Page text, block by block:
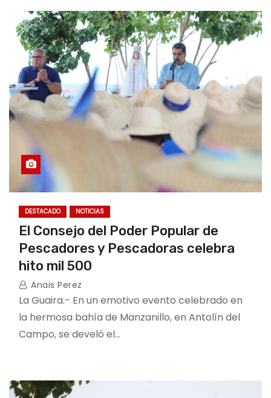
DESTACADO NOTICIAS
El Consejo del Poder Popular de
Pescadores y Pescadoras celebra
hito mil 500
Anais Perez
La Guaira.- En un emotivo evento celebrado en
la hermosa bahía de Manzanillo, en Antolín del
Campo, se develó el…